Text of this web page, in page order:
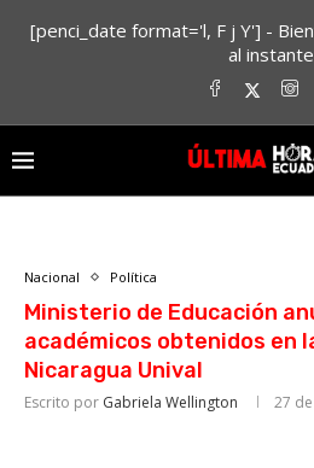
[penci_date format='l, F j Y'] -
al instante
Nacional Política
Ministerio de Educación
académicos obtenidos en
Nicaragua Unival
Escrito por Gabriela Wellington 27